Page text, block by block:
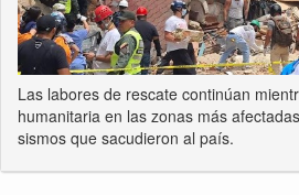
Las labores de rescate continúan
humanitaria en las zonas más
sismos que sacudieron al país.